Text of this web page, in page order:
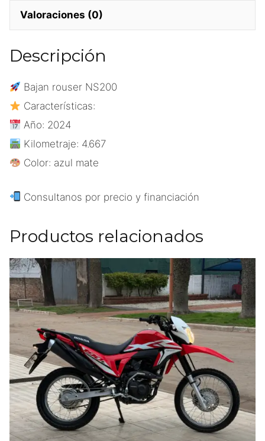
Valoraciones (0)
Descripción
Bajan rouser NS200
Características:
Año: 2024
Kilometraje: 4.667
Color: azul mate
Consultanos por precio y financiación
Productos relacionados